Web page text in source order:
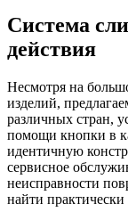
Система
действия
Несмотря на
изделий,
различных стран,
помощи кнопки в
идентичную
сервисное
неисправности
найти